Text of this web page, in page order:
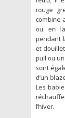
rouge
combine
ou en
pendant
et
pull ou
sont
d’un
Les
l’hiver.